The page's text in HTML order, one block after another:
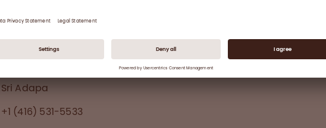
engagement, en garantissant à nos soldats l'accès aux soins
Media Contact
Sri Adapa
+1 (416) 531-5533